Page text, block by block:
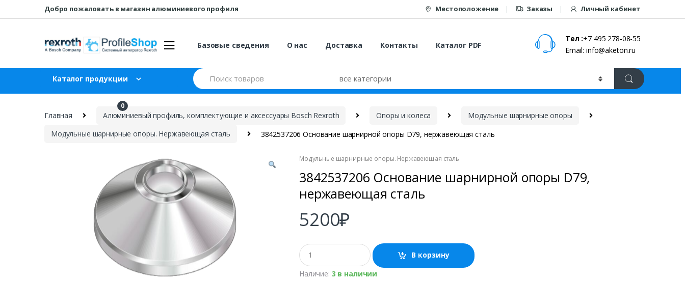
к
к
Добро пожаловать в магазин алюминиевого профиля Местоположение Заказы Личный кабинет
Базовые сведения О нас Доставка Контакты Каталог PDF
Тел :+7 495 278-08-55
Email: info@aketon.ru
Каталог продукции
Искать:
0
Главная Алюминиевый профиль, комплектующие и аксессуары Bosch Rexroth Опоры и колеса
Модульные шарнирные опоры
Модульные шарнирные опоры. Нержавеющая сталь
3842537206 Основание шарнирной опоры D79, нержавеющая сталь
Модульные шарнирные опоры. Нержавеющая сталь
3842537206 Основание шарнирной опоры D79,
нержавеющая сталь
5200₽
К
о
л
и
В корзину
Наличие: 3 в наличии